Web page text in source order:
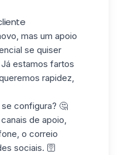
mas um apoio
se quiser
estamos fartos
rapidez,
configura? 🤔
de apoio,
o correio
sociais. 🛜